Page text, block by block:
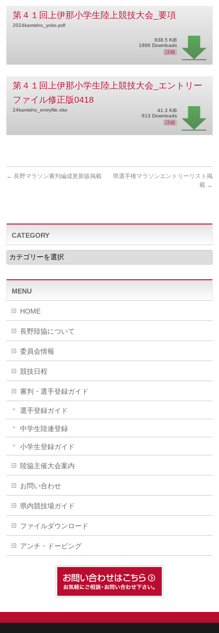
第４１回上伊那小学生陸上競技大会_要項
2024kamisho_yoko.pdf
838.5 KiB
1866 Downloads
詳細
第４１回上伊那小学生陸上競技大会_エントリー
ファイル修正版0418
24kamisho_entryfile.xlsx
41.3 KiB
613 Downloads
詳細
← 長野マラソン審判編成更新版掲載
県選手権マラソンエントリーリスト掲
載 →
CATEGORY
CATEGORY
MENU
HOME
長野陸協について
委員会情報
競技日程
審判・選手登録ガイド
選手登録ガイド
中学生陸連登録
小学生登録ガイド
陸協主催大会案内
お問い合わせ
県内競技場ガイド
ファイルダウンロード
アンチ・ドーピング